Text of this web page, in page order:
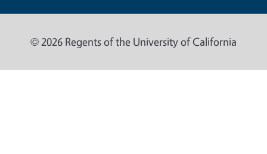
© 2026 Regents of the University of California